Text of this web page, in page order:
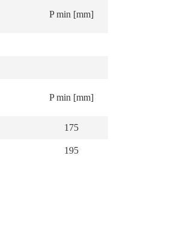
P min [mm]
P min [mm]
175
195